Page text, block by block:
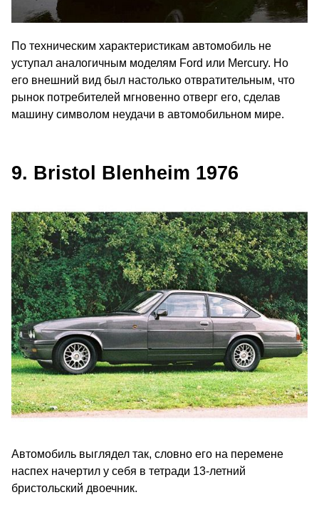
По техническим характеристикам автомобиль не
уступал аналогичным моделям Ford или Mercury. Но
его внешний вид был настолько отвратительным, что
рынок потребителей мгновенно отверг его, сделав
машину символом неудачи в автомобильном мире.
9. Bristol Blenheim 1976
Автомобиль выглядел так, словно его на перемене
наспех начертил у себя в тетради 13-летний
бристольский двоечник.